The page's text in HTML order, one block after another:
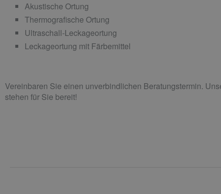
Akustische Ortung
Thermografische Ortung
Ultraschall-Leckageortung
Leckageortung mit Färbemittel
Vereinbaren Sie einen unverbindlichen Beratungstermin.
stehen für Sie bereit!